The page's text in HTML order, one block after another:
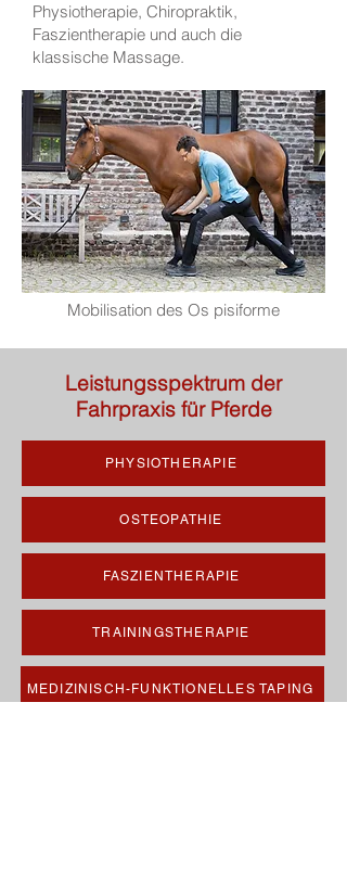
Physiotherapie, Chiropraktik,
Faszientherapie und auch die
klassische Massage.
Mobilisation des Os pisiforme
Leistungsspektrum der
Fahrpraxis für Pferde
PHYSIOTHERAPIE
OSTEOPATHIE
FASZIENTHERAPIE
TRAININGSTHERAPIE
MEDIZINISCH-FUNKTIONELLES TAPING